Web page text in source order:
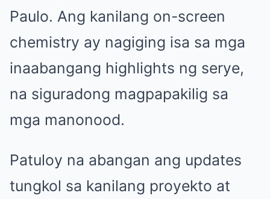
Paulo. Ang kanilang on-screen
chemistry ay nagiging isa sa mga
inaabangang highlights ng serye,
na siguradong magpapakilig sa
mga manonood.
Patuloy na abangan ang updates
tungkol sa kanilang proyekto at